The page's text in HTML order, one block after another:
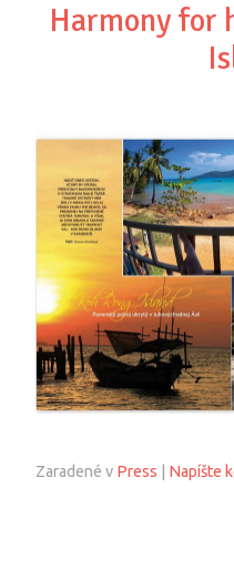
Harmony for
Zaradené v Press Napíšte